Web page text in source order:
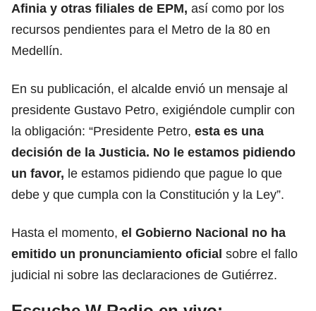
Afinia y otras filiales de EPM, así como por los
recursos pendientes para el Metro de la 80 en
Medellín.
En su publicación, el alcalde envió un mensaje al
presidente Gustavo Petro, exigiéndole cumplir con
la obligación: “Presidente Petro, esta es una
decisión de la Justicia. No le estamos pidiendo
un favor, le estamos pidiendo que pague lo que
debe y que cumpla con la Constitución y la Ley”.
Hasta el momento, el Gobierno Nacional no ha
emitido un pronunciamiento oficial sobre el fallo
judicial ni sobre las declaraciones de Gutiérrez.